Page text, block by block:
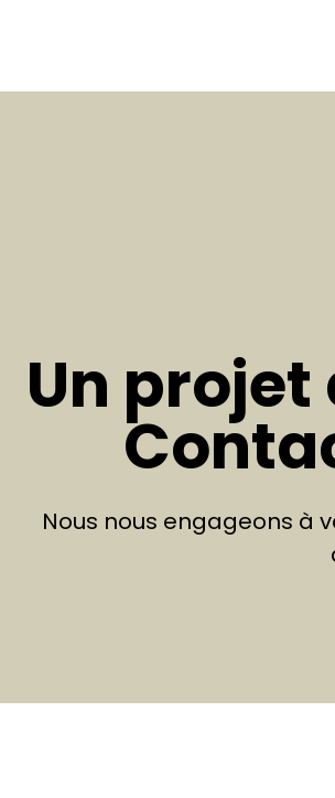
Un
Nous nous engageons à